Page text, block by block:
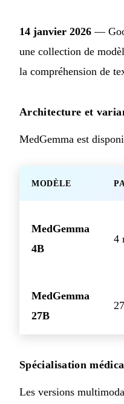
14 janvier 2026 —
une collection de
la compréhension de
Architecture et
MedGemma est
MODÈLE
MedGemma
4B
4
MedGemma
27B
Spécialisation
Les versions